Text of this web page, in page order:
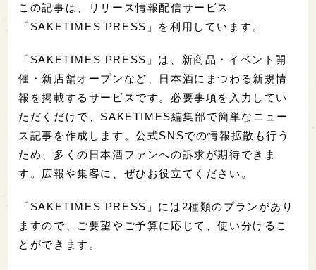
この記事は、リリース情報配信サービス
「SAKETIMES PRESS」を利用しています。
「SAKETIMES PRESS」は、新商品・イベント開
催・新店舗オープンなど、日本酒にまつわる新規情
報を掲載するサービスです。必要事項を入力してい
ただくだけで、SAKETIMES編集部で簡単なニュー
ス記事を作成します。公式SNSでの情報拡散も行う
ため、多くの日本酒ファンへの訴求が期待できま
す。広報や集客に、ぜひお役立てください。
「SAKETIMES PRESS」には2種類のプランがあり
ますので、ご要望やご予算に応じて、使い分けるこ
とができます。